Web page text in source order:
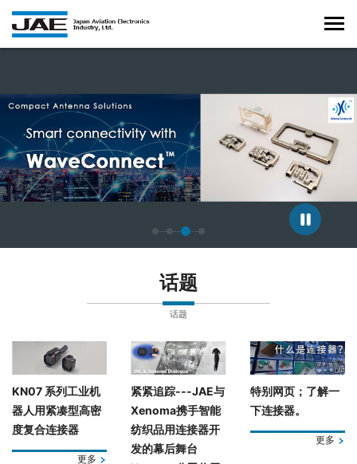
话题
话题
KN07 系列工业机
器人用紧凑型高密
度复合连接器
更多
紧紧追踪---JAE与
Xenoma携手智能
纺织品用连接器开
发的幕后舞台
特别网页；了解一
下连接器。
更多